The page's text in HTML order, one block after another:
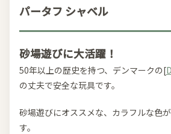
パータフ シャベル
砂場遊びに大活躍！
50年以上の歴史を持つ、デンマークの[
の丈夫で安全な玩具です。
砂場遊びにオススメな、カラフルな色
す。